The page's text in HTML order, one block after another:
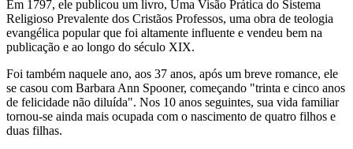
Em 1797, ele publicou um livro, Uma Visão Prática do Sistema
Religioso Prevalente dos Cristãos Professos, uma obra de teologia
evangélica popular que foi altamente influente e vendeu bem na
publicação e ao longo do século XIX.
Foi também naquele ano, aos 37 anos, após um breve romance, ele
se casou com Barbara Ann Spooner, começando "trinta e cinco anos
de felicidade não diluída". Nos 10 anos seguintes, sua vida familiar
tornou-se ainda mais ocupada com o nascimento de quatro filhos e
duas filhas.